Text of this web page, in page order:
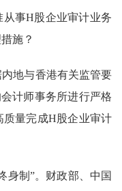
从事H股企业审计业务
施？
地与香港有关监管要
计师事务所进行严格
质量完成H股企业审计
身制”。财政部、 中国